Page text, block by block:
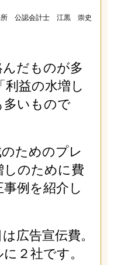
務所 公認会計士 江黒 崇史
だものが多
益の水増し
多いもので
ためのプレ
しのために費
例を紹介し
広告宣伝費。
２社です。